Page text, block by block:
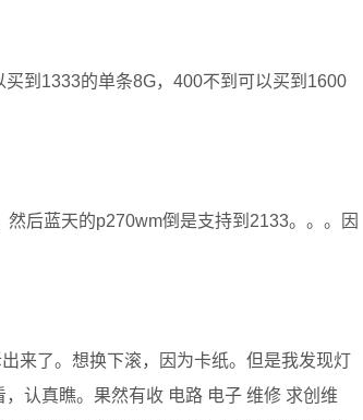
到1333的单条8G，400不到可以买到1600
后蓝天的p270wm倒是支持到2133。。。因
来了。想换下滚，因为卡纸。但是我发现灯
认真瞧。果然有收 电路 电子 维修 求创维